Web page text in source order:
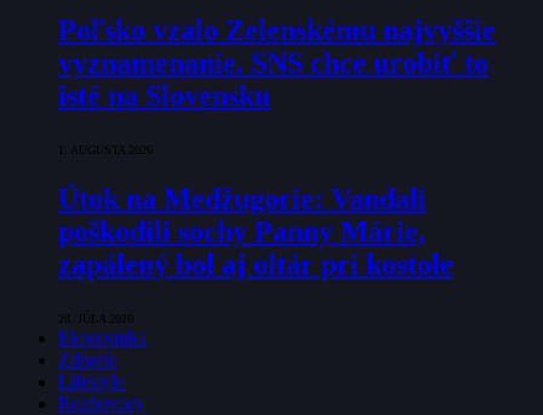
Poľsko vzalo Zelenskému najvyššie
vyznamenanie. SNS chce urobiť to
isté na Slovensku
1. AUGUSTA 2026
Útok na Medžugorie: Vandali
poškodili sochy Panny Márie,
zapálený bol aj oltár pri kostole
28. JÚLA 2026
Ekonomika
Zdravie
Lifestyle
Rozhovory